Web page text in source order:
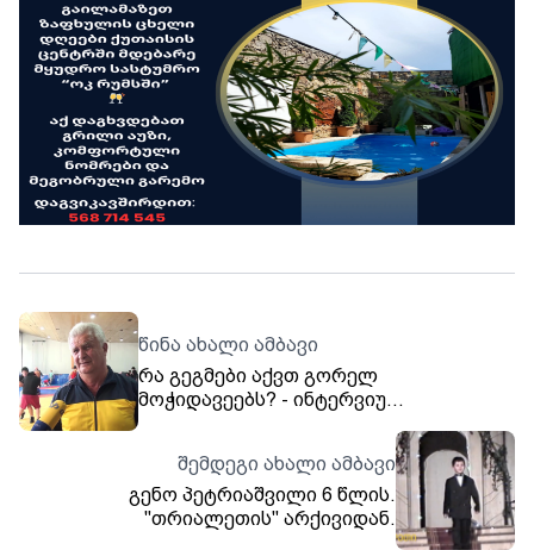
წინა ახალი ამბავი
რა გეგმები აქვთ გორელ
მოჭიდავეებს? - ინტერვიუ
შემდეგი ახალი ამბავი
გენო პეტრიაშვილი 6 წლის.
"თრიალეთის" არქივიდან.